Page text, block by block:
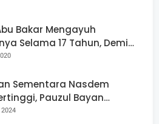
diketahui LAZ adalah satu-
Lombok Barat dari unsur
nama-nama lama yang sudah
politik dan birokrasi. LAZ,
angka potensial menang
Bakar Mengayuh
Selama 17 Tahun, Demi
Kemerdekaan
Sementara Nasdem
Pauzul Bayan
“Rebut” Kursi Dapil 3
2024